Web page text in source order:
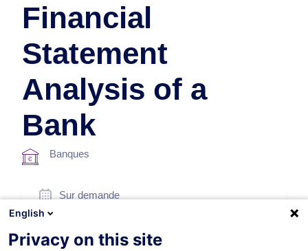
Financial
Statement
Analysis of a
Bank
Banques
Sur demande
Formation présentielle
English
Privacy on this site